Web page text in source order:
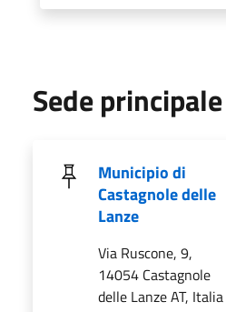
Sede principale
Municipio di
Castagnole delle
Lanze
Via Ruscone, 9,
14054 Castagnole
delle Lanze AT, Italia